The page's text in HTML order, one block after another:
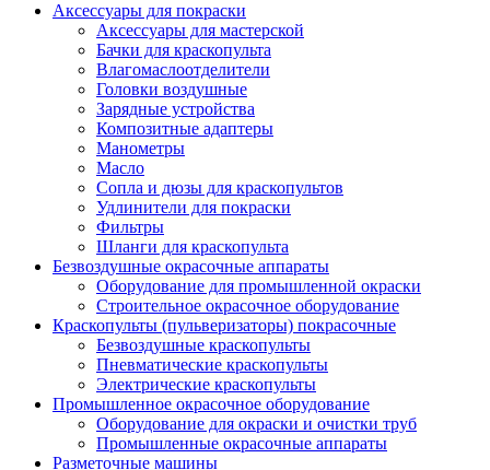
Аксессуары для покраски
Аксессуары для мастерской
Бачки для краскопульта
Влагомаслоотделители
Головки воздушные
Зарядные устройства
Композитные адаптеры
Манометры
Масло
Сопла и дюзы для краскопультов
Удлинители для покраски
Фильтры
Шланги для краскопульта
Безвоздушные окрасочные аппараты
Оборудование для промышленной окраски
Строительное окрасочное оборудование
Краскопульты (пульверизаторы) покрасочные
Безвоздушные краскопульты
Пневматические краскопульты
Электрические краскопульты
Промышленное окрасочное оборудование
Оборудование для окраски и очистки труб
Промышленные окрасочные аппараты
Разметочные машины